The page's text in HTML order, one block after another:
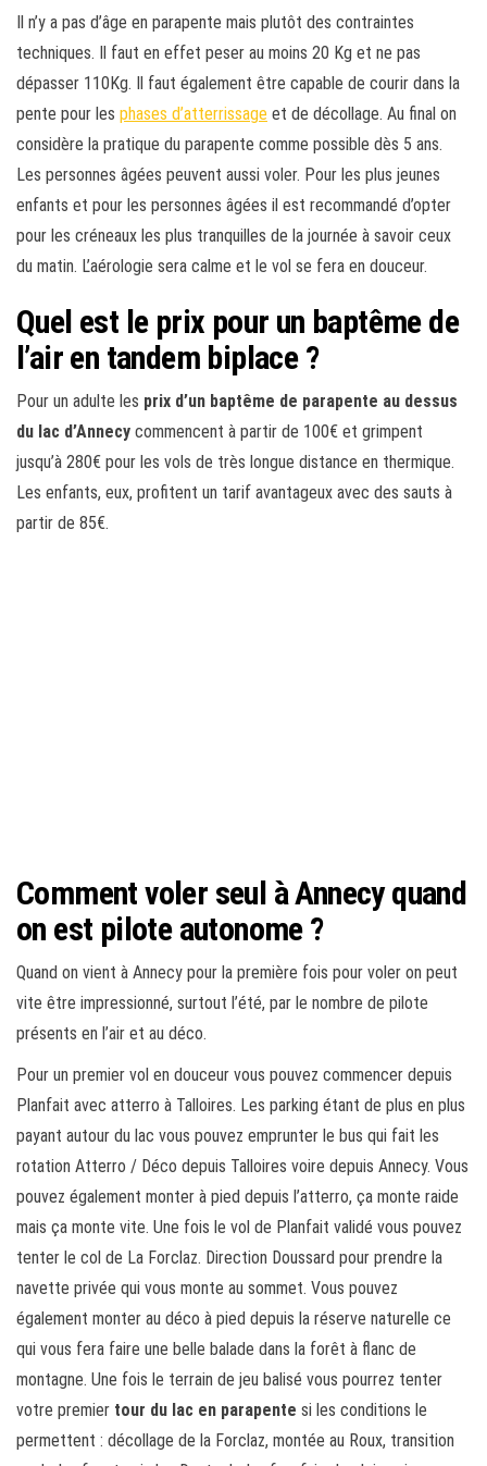
Il n’y a pas d’âge en parapente mais plutôt des contraintes
techniques. Il faut en effet peser au moins 20 Kg et ne pas
dépasser 110Kg. Il faut également être capable de courir dans la
pente pour les phases d’atterrissage et de décollage. Au final on
considère la pratique du parapente comme possible dès 5 ans.
Les personnes âgées peuvent aussi voler. Pour les plus jeunes
enfants et pour les personnes âgées il est recommandé d’opter
pour les créneaux les plus tranquilles de la journée à savoir ceux
du matin. L’aérologie sera calme et le vol se fera en douceur.
Quel est le prix pour un baptême de
l’air en tandem biplace ?
Pour un adulte les prix d’un baptême de parapente au dessus
du lac d’Annecy commencent à partir de 100€ et grimpent
jusqu’à 280€ pour les vols de très longue distance en thermique.
Les enfants, eux, profitent un tarif avantageux avec des sauts à
partir de 85€.
Comment voler seul à Annecy quand
on est pilote autonome ?
Quand on vient à Annecy pour la première fois pour voler on peut
vite être impressionné, surtout l’été, par le nombre de pilote
présents en l’air et au déco.
Pour un premier vol en douceur vous pouvez commencer depuis
Planfait avec atterro à Talloires. Les parking étant de plus en plus
payant autour du lac vous pouvez emprunter le bus qui fait les
rotation Atterro / Déco depuis Talloires voire depuis Annecy. Vous
pouvez également monter à pied depuis l’atterro, ça monte raide
mais ça monte vite. Une fois le vol de Planfait validé vous pouvez
tenter le col de La Forclaz. Direction Doussard pour prendre la
navette privée qui vous monte au sommet. Vous pouvez
également monter au déco à pied depuis la réserve naturelle ce
qui vous fera faire une belle balade dans la forêt à flanc de
montagne. Une fois le terrain de jeu balisé vous pourrez tenter
votre premier tour du lac en parapente si les conditions le
permettent : décollage de la Forclaz, montée au Roux, transition